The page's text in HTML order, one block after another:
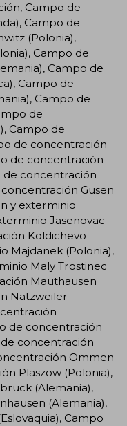
Campo de
Campo de
(Polonia),
Campo de
Campo de
Campo de
Campo de
de
Campo de
de concentración
de concentración
de concentración
Gusen
y exterminio
Jasenovac
Koldichevo
Majdanek (Polonia),
Maly Trostinec
Mauthausen
Natzweiler-
de concentración
concentración
Ommen
Plaszow (Polonia),
(Alemania),
(Alemania),
Campo